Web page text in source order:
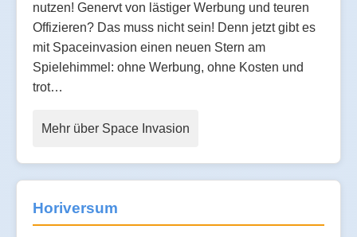
nutzen! Genervt von lästiger Werbung und teuren
Offizieren? Das muss nicht sein! Denn jetzt gibt es
mit Spaceinvasion einen neuen Stern am
Spielehimmel: ohne Werbung, ohne Kosten und
trot…
Mehr über Space Invasion
Horiversum